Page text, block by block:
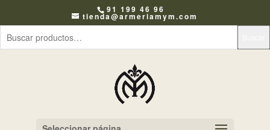
91 199 46 96
tienda@armeriamym.com